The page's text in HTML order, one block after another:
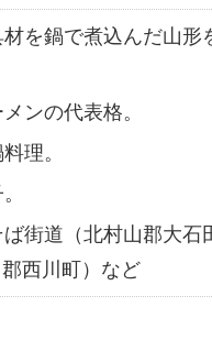
を鍋で煮込んだ山形
ンの代表格。
理。
街道（北村山郡大石
西川町）など